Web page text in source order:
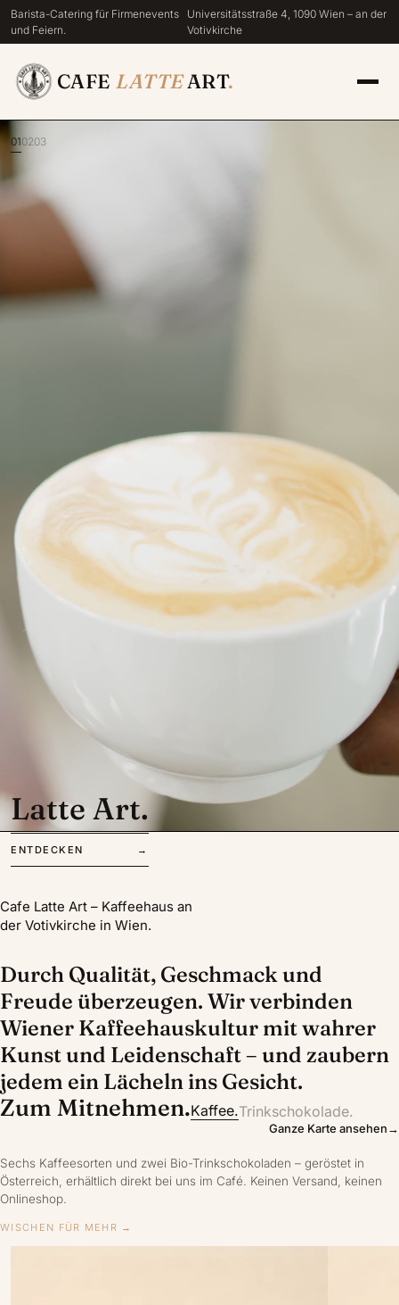
Barista-Catering für Firmenevents
und Feiern.
Universitätsstraße 4, 1090 Wien – an der
Votivkirche
CAFE LATTEART.
010203
Latte Art.
ENTDECKEN →
Cafe Latte Art – Kaffeehaus an
der Votivkirche in Wien.
Durch Qualität, Geschmack und
Freude überzeugen. Wir verbinden
Wiener Kaffeehauskultur mit wahrer
Kunst und Leidenschaft – und zaubern
jedem ein Lächeln ins Gesicht.
Zum Mitnehmen.Kaffee.Trinkschokolade.
Ganze Karte ansehen→
Sechs Kaffeesorten und zwei Bio-Trinkschokoladen – geröstet in
Österreich, erhältlich direkt bei uns im Café. Keinen Versand, keinen
Onlineshop.
WISCHEN FÜR MEHR →